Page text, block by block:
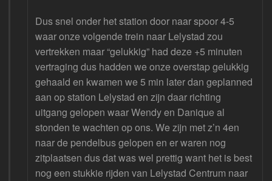
Dus snel onder het station door naar spoor 4-5
waar onze volgende trein naar Lelystad zou
vertrekken maar “gelukkig” had deze +5 minuten
vertraging dus hadden we onze overstap gelukkig
gehaald en kwamen we 5 min later dan geplanned
aan op station Lelystad en zijn daar richting
uitgang gelopen waar Wendy en Danique al
stonden te wachten op ons. We zijn met z’n 4en
naar de pendelbus gelopen en er waren nog
zitplaatsen dus dat was wel prettig want het is best
nog een stukkie rijden van Lelystad Centrum naar